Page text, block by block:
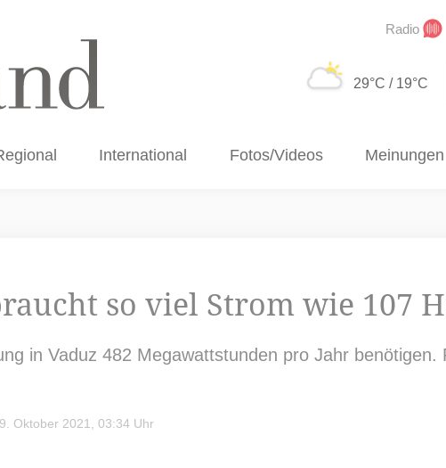
Radio
29°C / 19°C
International Fotos/Videos Meinungen
so viel Strom wie 107
in Vaduz 482 Megawattstunden pro Jahr
Oktober 2021, 03:34 Uhr